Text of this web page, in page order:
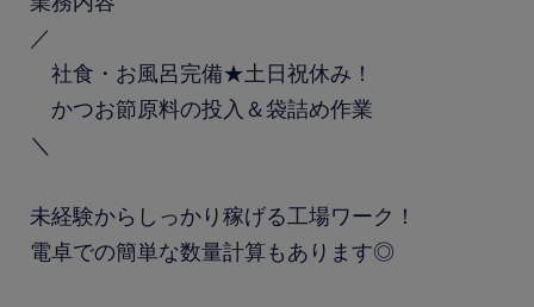
／
社食・お風呂完備★土日祝休み！
かつお節原料の投入＆袋詰め作業
＼
未経験からしっかり稼げる工場ワーク！
電卓での簡単な数量計算もあります◎